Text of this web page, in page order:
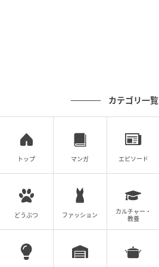
カテゴリ一覧
トップ マンガ エピソード
どうぶつ ファッション
カルチャー・
教養